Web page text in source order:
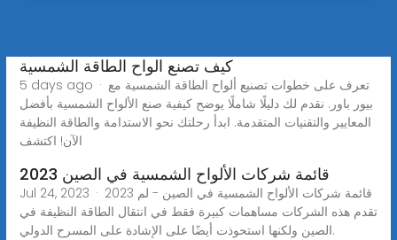
كيف تصنع الواح الطاقة الشمسية
5 days ago · تعرف على خطوات تصنيع ألواح الطاقة الشمسية مع
بيور باور. نقدم لك دليلًا شاملًا يوضح كيفية صنع الألواح الشمسية بأفضل
المعايير والتقنيات المتقدمة. ابدأ رحلتك نحو الاستدامة والطاقة النظيفة
الآن! اكتشف
2023 قائمة شركات الألواح الشمسية في الصين
Jul 24, 2023 · 2023 قائمة شركات الألواح الشمسية في الصين - لم
تقدم هذه الشركات مساهمات كبيرة فقط في انتقال الطاقة النظيفة في
الصين ولكنها استحوذت أيضًا على الإشادة على المسرح الدولي.